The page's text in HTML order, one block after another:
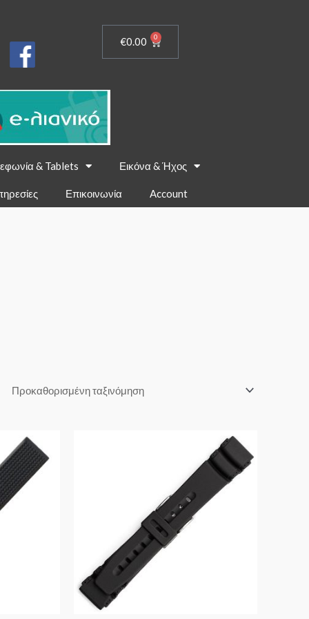
€0.00 0
& Tablets Εικόνα & Ήχος
Επικοινωνία Account